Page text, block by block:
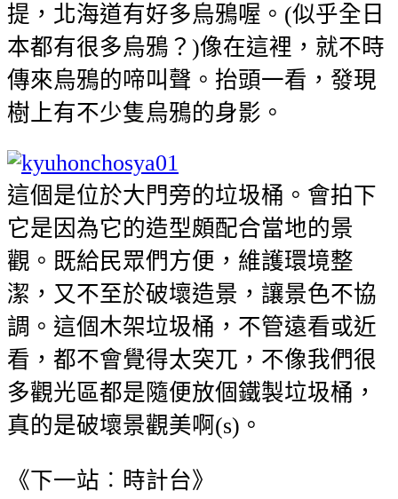
提，北海道有好多烏鴉喔。(似乎全日
本都有很多烏鴉？)像在這裡，就不時
傳來烏鴉的啼叫聲。抬頭一看，發現
樹上有不少隻烏鴉的身影。
這個是位於大門旁的垃圾桶。會拍下
它是因為它的造型頗配合當地的景
觀。既給民眾們方便，維護環境整
潔，又不至於破壞造景，讓景色不協
調。這個木架垃圾桶，不管遠看或近
看，都不會覺得太突兀，不像我們很
多觀光區都是隨便放個鐵製垃圾桶，
真的是破壞景觀美啊(s)。
《下一站︰時計台》